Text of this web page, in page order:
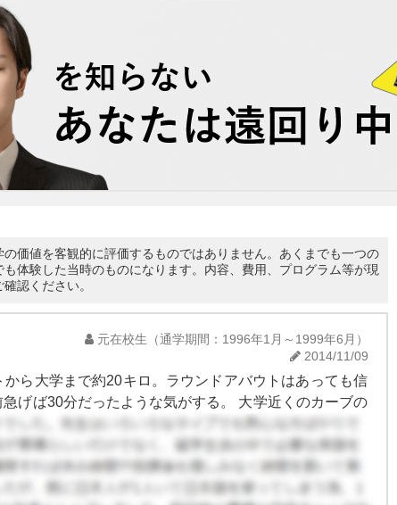
価値を客観的に評価するものではありません。あくまでも一つの
体験した当時のものになります。内容、費用、プログラム等が現
認ください。
元在校生（通学期間：1996年1月～1999年6月）
2014/11/09
ら大学まで約20キロ。ラウンドアバウトはあっても信
げば30分だったような気がする。 大学近くのカーブの